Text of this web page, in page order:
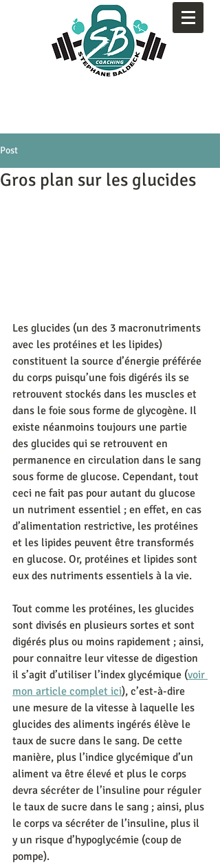
Post
Gros plan sur les glucides
Les glucides (un des 3 macronutriments
avec les protéines et les lipides)
constituent la source d’énergie préférée
du corps puisqu’une fois digérés ils se
retrouvent stockés dans les muscles et
dans le foie sous forme de glycogène. Il
existe néanmoins toujours une partie
des glucides qui se retrouvent en
permanence en circulation dans le sang
sous forme de glucose. Cependant, tout
ceci ne fait pas pour autant du glucose
un nutriment essentiel ; en effet, en cas
d’alimentation restrictive, les protéines
et les lipides peuvent être transformés
en glucose. Or, protéines et lipides sont
eux des nutriments essentiels à la vie.
Tout comme les protéines, les glucides
sont divisés en plusieurs sortes et sont
digérés plus ou moins rapidement ; ainsi,
pour connaitre leur vitesse de digestion
il s’agit d’utiliser l’index glycémique (voir
mon article complet ici), c’est-à-dire
une mesure de la vitesse à laquelle les
glucides des aliments ingérés élève le
taux de sucre dans le sang. De cette
manière, plus l’indice glycémique d’un
aliment va être élevé et plus le corps
devra sécréter de l’insuline pour réguler
le taux de sucre dans le sang ; ainsi, plus
le corps va sécréter de l’insuline, plus il
y un risque d’hypoglycémie (coup de
pompe).